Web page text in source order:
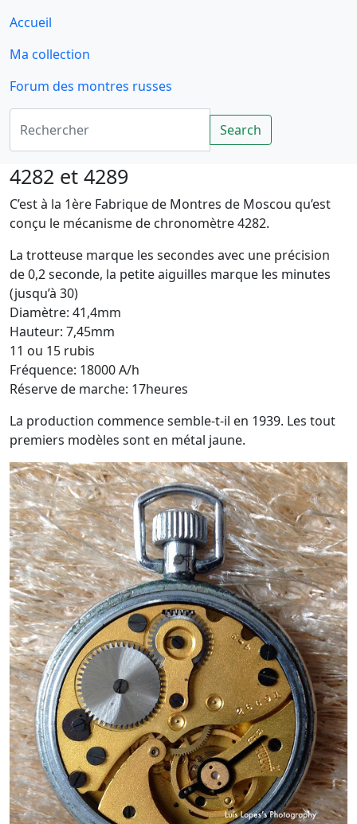
Accueil
Ma collection
Forum des montres russes
Rechercher
Search
4282 et 4289
C’est à la 1ère Fabrique de Montres de Moscou qu’est
conçu le mécanisme de chronomètre 4282.
La trotteuse marque les secondes avec une précision
de 0,2 seconde, la petite aiguilles marque les minutes
(jusqu’à 30)
Diamètre: 41,4mm
Hauteur: 7,45mm
11 ou 15 rubis
Fréquence: 18000 A/h
Réserve de marche: 17heures
La production commence semble-t-il en 1939. Les tout
premiers modèles sont en métal jaune.